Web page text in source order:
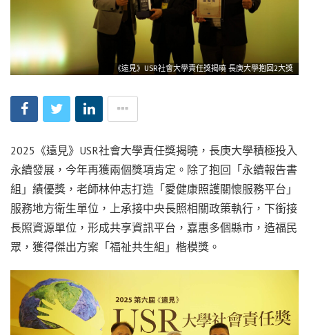
《遠見》USR社會大學責任獎揭曉 長庚大學抱回2大獎
2025《遠見》USR社會大學責任獎揭曉，長庚大學積極投入
永續發展，今年再獲兩個獎項肯定。除了抱回「永續報告書
組」績優獎，老師林仲志打造「愛健康照護關懷服務平台」
服務地方衛生單位，上承接中央長照相關政策執行，下銜接
長照資源單位，形成共享資訊平台，嘉惠多個縣市，造福民
眾，獲得傑出方案「福祉共生組」楷模獎。